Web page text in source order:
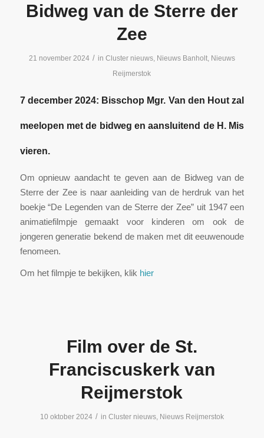
Bidweg van de Sterre der
Zee
21 november 2024 / in Cluster nieuws, Nieuws Banholt, Nieuws
Reijmerstok
7 december 2024: Bisschop Mgr. Van den Hout zal
meelopen met de bidweg en aansluitend de H. Mis
vieren.
Om opnieuw aandacht te geven aan de Bidweg van de
Sterre der Zee is naar aanleiding van de herdruk van het
boekje “De Legenden van de Sterre der Zee” uit 1947 een
animatiefilmpje gemaakt voor kinderen om ook de
jongeren generatie bekend de maken met dit eeuwenoude
fenomeen.
Om het filmpje te bekijken, klik hier
Film over de St.
Franciscuskerk van
Reijmerstok
10 oktober 2024 / in Cluster nieuws, Nieuws Reijmerstok